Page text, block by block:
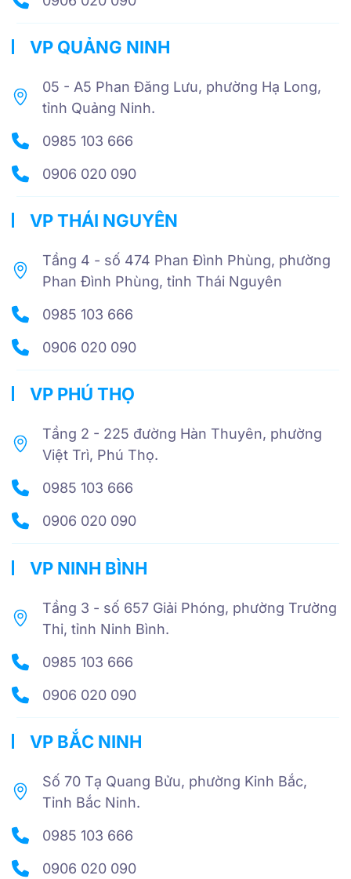
VP QUẢNG NINH
05 - A5 Phan Đăng Lưu, phường Hạ Long,
tỉnh Quảng Ninh.
0985 103 666
0906 020 090
VP THÁI NGUYÊN
Tầng 4 - số 474 Phan Đình Phùng, phường
Phan Đình Phùng, tỉnh Thái Nguyên
0985 103 666
0906 020 090
VP PHÚ THỌ
Tầng 2 - 225 đường Hàn Thuyên, phường
Việt Trì, Phú Thọ.
0985 103 666
0906 020 090
VP NINH BÌNH
Tầng 3 - số 657 Giải Phóng, phường Trường
Thi, tỉnh Ninh Bình.
0985 103 666
0906 020 090
VP BẮC NINH
Số 70 Tạ Quang Bửu, phường Kinh Bắc,
Tỉnh Bắc Ninh.
0985 103 666
0906 020 090